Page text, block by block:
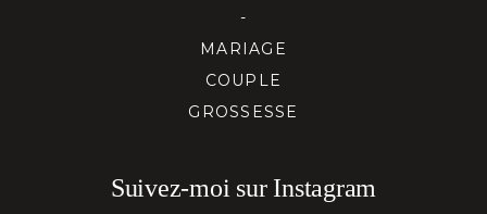
-
MARIAGE
COUPLE
GROSSESSE
Suivez-moi sur Instagram